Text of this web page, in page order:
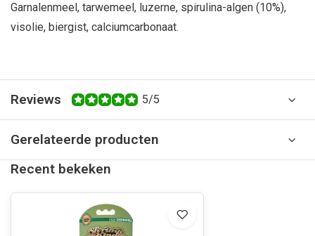
Garnalenmeel, tarwemeel, luzerne, spirulina-algen (10%),
visolie, biergist, calciumcarbonaat.
Reviews 5/5
Gerelateerde producten
Recent bekeken